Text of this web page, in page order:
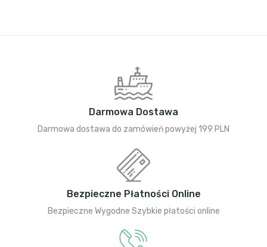
Darmowa Dostawa
Darmowa dostawa do zamówień powyżej 199 PLN
Bezpieczne Płatności Online
Bezpieczne Wygodne Szybkie płatości online